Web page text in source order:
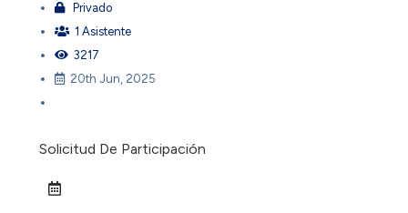
Privado
1 Asistente
3217
20th Jun, 2025
Solicitud De Participación